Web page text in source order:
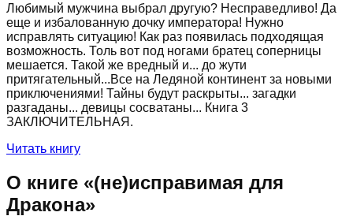
Любимый мужчина выбрал другую? Несправедливо! Да
еще и избалованную дочку императора! Нужно
исправлять ситуацию! Как раз появилась подходящая
возможность. Толь вот под ногами братец соперницы
мешается. Такой же вредный и... до жути
притягательный...Все на Ледяной континент за новыми
приключениями! Тайны будут раскрыты... загадки
разгаданы... девицы сосватаны... Книга 3
ЗАКЛЮЧИТЕЛЬНАЯ.
Читать книгу
О книге «(не)исправимая для
Дракона»